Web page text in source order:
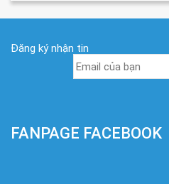
Đăng ký nhận tin
FANPAGE FACEBOOK